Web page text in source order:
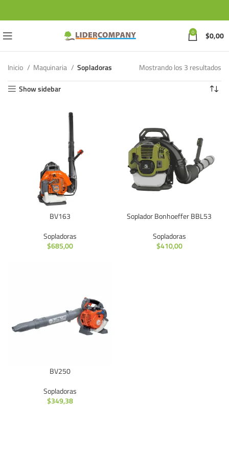
0 $0,00
Inicio Maquinaria Sopladoras
Mostrando los 3 resultados
Show sidebar
BV163
Sopladoras
$685,00
Soplador Bonhoeffer BBL53
Sopladoras
$410,00
BV250
Sopladoras
$349,38